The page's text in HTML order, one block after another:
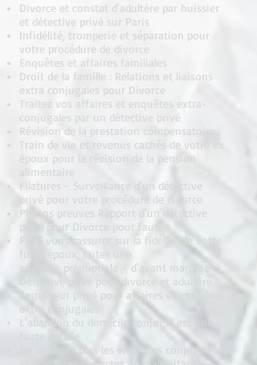
Divorce et constat d'adultère par huissier
et détective privé sur Paris
Infidélité, tromperie et séparation pour
votre procédure de divorce
Enquêtes et affaires familiales
Droit de la famille : Relations et liaisons
extra conjugales pour Divorce
Traitez vos affaires et enquêtes extra-
conjugales par un détective privé
Révision de la prestation compensatoire
Train de vie et revenus cachés de votre ex
époux pour la révision de la pension
alimentaire
Filatures - Surveillance d'un détective
privé pour votre procédure de divorce
Photos preuves Rapport d'un détective
privé pour Divorce pour faute
Pour vous rassurer sur la fidélité de votre
futur époux, faites une
enquête prénuptiale - d'avant mariage
Détective privé pour divorce et adultère
Enquêteur privé pour affaires et enquêtes
extra conjugales
L'abandon du domicile conjugal est une
faute pénale
Ne subissez plus les violences conjugales